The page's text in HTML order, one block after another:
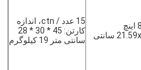
8.5x14 اینچ
21.59x35.66 سانتی
15 عدد / ctn، اندازه
کارتن: 45 * 30 * 28
سانتی متر 19 کیلوگرم